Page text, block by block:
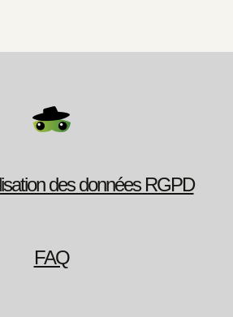
des données RGPD
FAQ